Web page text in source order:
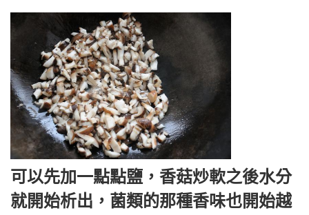
可以先加一點點鹽，香菇炒軟之後水分
就開始析出，菌類的那種香味也開始越